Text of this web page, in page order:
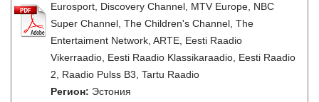
Eurosport, Discovery Channel, MTV Europe, NBC
Super Channel, The Children's Channel, The
Entertaiment Network, ARTE, Eesti Raadio
Vikerraadio, Eesti Raadio Klassikaraadio, Eesti Raadio
2, Raadio Pulss B3, Tartu Raadio
Регион: Эстония